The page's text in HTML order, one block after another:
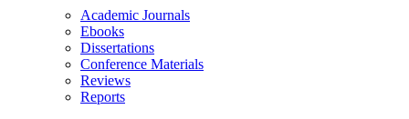
Academic Journals
Ebooks
Dissertations
Conference Materials
Reviews
Reports